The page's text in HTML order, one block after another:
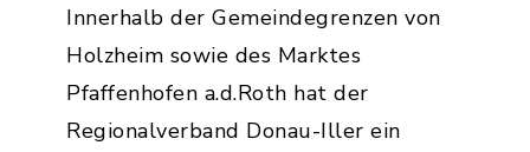
Innerhalb der Gemeindegrenzen von
Holzheim sowie des Marktes
Pfaffenhofen a.d.Roth hat der
Regionalverband Donau-Iller ein